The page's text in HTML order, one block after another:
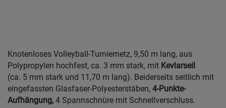
Knotenloses Volleyball-Turniernetz, 9,50 m lang, aus
Polypropylen hochfest, ca. 3 mm stark, mit Kevlarseil
(ca. 5 mm stark und 11,70 m lang). Beiderseits seitlich mit
eingefassten Glasfaser-Polyesterstäben, 4-Punkte-
Aufhängung, 4 Spannschnüre mit Schnellverschluss.